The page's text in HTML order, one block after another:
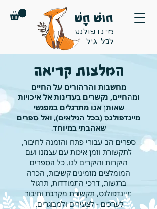
חוּשׁ חָשׁ
מיינדפולנס
לכל גיל
המלצות קריאה
מחשבות והרהורים על החיים
ומהחיים, נקשרים בעדינות אל איכויות
שאותן אנו מתרגלים במפגשי
מיינדפולנס (בכל הגילאים), ואל ספרים
שאהבתי במיוחד.
ספרים הם עבורי פתח והזמנה לחיבור,
לתקשורת וזמן איכות עם עצמנו ועם
היקרות והיקרים לנו. כל הספרים
המומלצים מזמינים קשיבות, הכרה
ברגשות, דרכי התמודדות, תרגול
מיינדפולנס, תקשורת מקרבת וחיבור
לערכים - לצעירים ולמבוגרים.